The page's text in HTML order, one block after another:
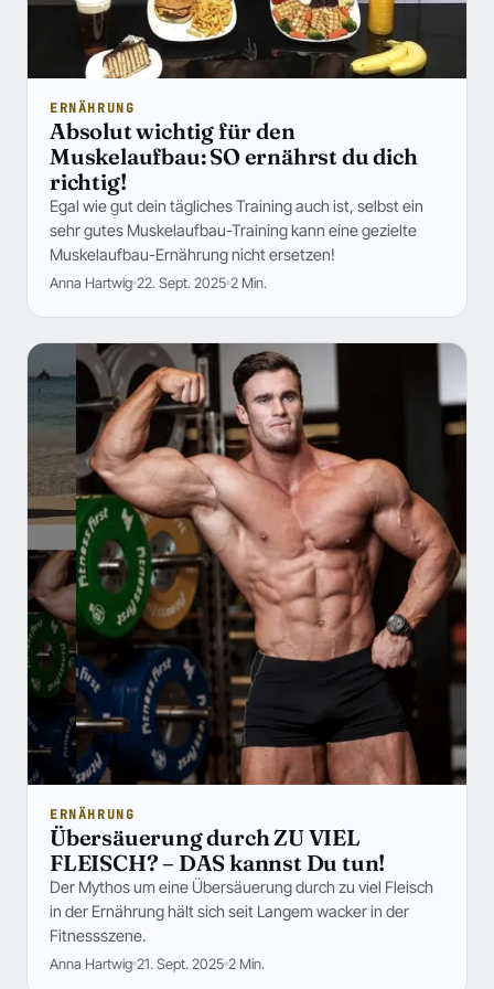
ERNÄHRUNG
Absolut wichtig für den
Muskelaufbau: SO ernährst du dich
richtig!
Egal wie gut dein tägliches Training auch ist, selbst ein
sehr gutes Muskelaufbau-Training kann eine gezielte
Muskelaufbau-Ernährung nicht ersetzen!
Anna Hartwig 22. Sept. 2025 2 Min.
ERNÄHRUNG
Übersäuerung durch ZU VIEL
FLEISCH? – DAS kannst Du tun!
Der Mythos um eine Übersäuerung durch zu viel Fleisch
in der Ernährung hält sich seit Langem wacker in der
Fitnessszene.
Anna Hartwig 21. Sept. 2025 2 Min.